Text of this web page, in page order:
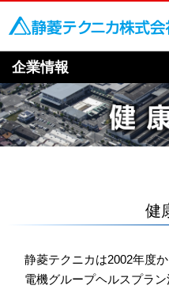
企業情報
健
静菱テクニカは2002年度
電機グループヘルスプラ